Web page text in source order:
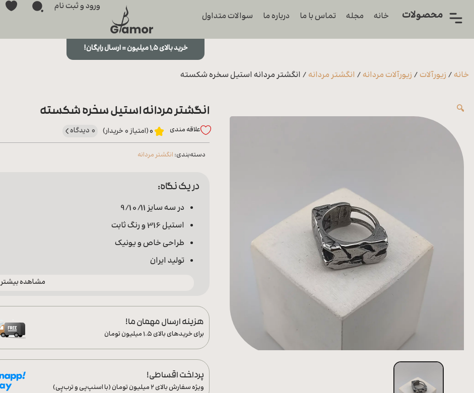
محصولات
زیورآلات
ورشو
محصولات خانه مجله تماس با ما درباره ما سوالات متداول
ورود و ثبت نام
خرید بالای ۱,۵ میلیون = ارسال رایگان!
خانه/ زیورآلات/ زیورآلات مردانه/ انگشتر مردانه/ انگشتر مردانه استیل سخره شکسته
🔍 انگشتر مردانه استیل سخره شکسته
علاقه‌ مندی 0(امتیاز 0 خریدار) 0 دیدگاه
دسته‌بندی: انگشتر مردانه
در یک نگاه:
در سه سایز 9/10/11
استیل 316 و رنگ ثابت
طراحی خاص و یونیک
تولید ایران
مشاهده بیشتر
هزینه ارسال مهمان ما!
برای خریدهای بالای ۱.۵ میلیون تومان
پرداخت اقساطی!
ویژه سفارش‌ بالای ۲ میلیون تومان (با اسنپ‌پی و ترب‌پِی)